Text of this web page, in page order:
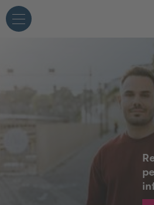
Personnel